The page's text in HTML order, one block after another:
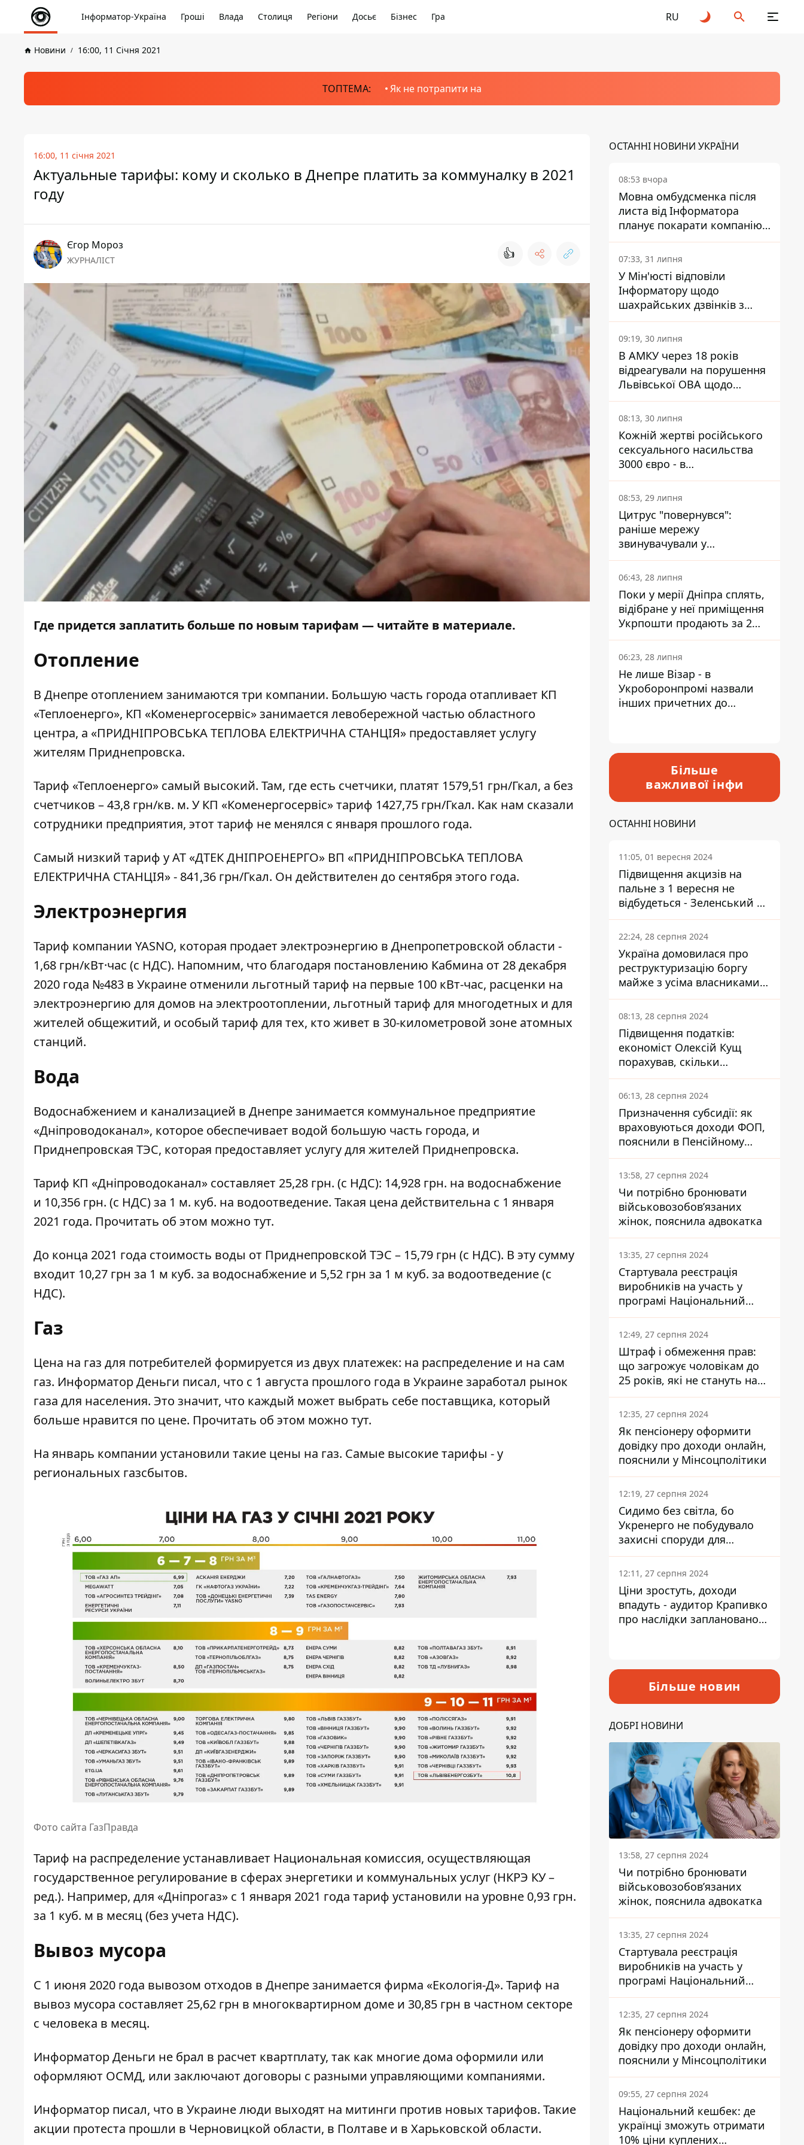
Інформатор-Україна Гроші Влада Столиця Регіони Досьє Бізнес Гра RU
Новини 16:00, 11 Січня 2021
ТОПТЕМА: Як не потрапити на
16:00, 11 січня 2021
Актуальные тарифы: кому и сколько в Днепре платить за коммуналку в 2021
году
Єгор Мороз
ЖУРНАЛІСТ 👍
Где придется заплатить больше по новым тарифам — читайте в материале.
Отопление
В Днепре отоплением занимаются три компании. Большую часть города отапливает КП
«Теплоенерго», КП «Коменергосервіс» занимается левобережной частью областного
центра, а «ПРИДНІПРОВСЬКА ТЕПЛОВА ЕЛЕКТРИЧНА СТАНЦІЯ» предоставляет услугу
жителям Приднепровска.
Тариф «Теплоенерго» самый высокий. Там, где есть счетчики, платят 1579,51 грн/Гкал, а без
счетчиков – 43,8 грн/кв. м. У КП «Коменергосервіс» тариф 1427,75 грн/Гкал. Как нам сказали
сотрудники предприятия, этот тариф не менялся с января прошлого года.
Самый низкий тариф у АТ «ДТЕК ДНІПРОЕНЕРГО» ВП «ПРИДНІПРОВСЬКА ТЕПЛОВА
ЕЛЕКТРИЧНА СТАНЦІЯ» - 841,36 грн/Гкал. Он действителен до сентября этого года.
Электроэнергия
Тариф компании YASNO, которая продает электроэнергию в Днепропетровской области -
1,68 грн/кВт·час (с НДС). Напомним, что благодаря постановлению Кабмина от 28 декабря
2020 года №483 в Украине отменили льготный тариф на первые 100 кВт-час, расценки на
электроэнергию для домов на электроотоплении, льготный тариф для многодетных и для
жителей общежитий, и особый тариф для тех, кто живет в 30-километровой зоне атомных
станций.
Вода
Водоснабжением и канализацией в Днепре занимается коммунальное предприятие
«Дніпроводоканал», которое обеспечивает водой большую часть города, и
Приднепровская ТЭС, которая предоставляет услугу для жителей Приднепровска.
Тариф КП «Дніпроводоканал» составляет 25,28 грн. (с НДС): 14,928 грн. на водоснабжение
и 10,356 грн. (с НДС) за 1 м. куб. на водоотведение. Такая цена действительна с 1 января
2021 года. Прочитать об этом можно тут.
До конца 2021 года стоимость воды от Приднепровской ТЭС – 15,79 грн (с НДС). В эту сумму
входит 10,27 грн за 1 м куб. за водоснабжение и 5,52 грн за 1 м куб. за водоотведение (с
НДС).
Газ
Цена на газ для потребителей формируется из двух платежек: на распределение и на сам
газ. Информатор Деньги писал, что с 1 августа прошлого года в Украине заработал рынок
газа для населения. Это значит, что каждый может выбрать себе поставщика, который
больше нравится по цене. Прочитать об этом можно тут.
На январь компании установили такие цены на газ. Самые высокие тарифы - у
региональных газсбытов.
Фото сайта ГазПравда
Тариф на распределение устанавливает Национальная комиссия, осуществляющая
государственное регулирование в сферах энергетики и коммунальных услуг (НКРЭ КУ –
ред.). Например, для «Дніпрогаз» с 1 января 2021 года тариф установили на уровне 0,93 грн.
за 1 куб. м в месяц (без учета НДС).
Вывоз мусора
С 1 июня 2020 года вывозом отходов в Днепре занимается фирма «Екологія-Д». Тариф на
вывоз мусора составляет 25,62 грн в многоквартирном доме и 30,85 грн в частном секторе
с человека в месяц.
Информатор Деньги не брал в расчет квартплату, так как многие дома оформили или
оформляют ОСМД, или заключают договоры с разными управляющими компаниями.
Информатор писал, что в Украине люди выходят на митинги против новых тарифов. Такие
акции протеста прошли в Черновицкой области, в Полтаве и в Харьковской области.
ОСТАННІ НОВИНИ УКРАЇНИ
08:53 вчора
Мовна омбудсменка після
листа від Інформатора
планує покарати компанію-
підрядника ПриватБанку
07:33, 31 липня
У Мін'юсті відповіли
Інформатору щодо
шахрайських дзвінків з
камери Сумського СІЗО так,
що ніхто нічого не зрозумів
09:19, 30 липня
В АМКУ через 18 років
відреагували на порушення
Львівської ОВА щодо
харчування у закладах
освіти
08:13, 30 липня
Кожній жертві російського
сексуального насильства
3000 євро - в
Мінсоцполітики пояснили
Інформатору, звідки на це
гроші
08:53, 29 липня
Цитрус "повернувся":
раніше мережу
звинувачували у
контрабанді техніки та
ухиленні від сплати
податків
06:43, 28 липня
Поки у мерії Дніпра сплять,
відібране у неї приміщення
Укрпошти продають за 2
мільйони
06:23, 28 липня
Не лише Візар - в
Укроборонпромі назвали
інших причетних до
Більше
важливої інфи
ОСТАННІ НОВИНИ
11:05, 01 вересня 2024
Підвищення акцизів на
пальне з 1 вересня не
відбудеться - Зеленський не
підписав закон
22:24, 28 серпня 2024
Україна домовилася про
реструктуризацію боргу
майже з усіма власниками
єврооблігацій: що це
означає для країни
08:13, 28 серпня 2024
Підвищення податків:
економіст Олексій Кущ
порахував, скільки
заплатить кожен українець
06:13, 28 серпня 2024
Призначення субсидії: як
враховуються доходи ФОП,
пояснили в Пенсійному
фонді
13:58, 27 серпня 2024
Чи потрібно бронювати
військовозобов’язаних
жінок, пояснила адвокатка
13:35, 27 серпня 2024
Стартувала реєстрація
виробників на участь у
програмі Національний
кешбек: як це зробити
через портал Дія
12:49, 27 серпня 2024
Штраф і обмеження прав:
що загрожує чоловікам до
25 років, які не стануть на
військовий облік
12:35, 27 серпня 2024
Як пенсіонеру оформити
довідку про доходи онлайн,
пояснили у Мінсоцполітики
12:19, 27 серпня 2024
Сидимо без світла, бо
Укренерго не побудувало
захисні споруди для
енергетики - нардеп
Кучеренко
12:11, 27 серпня 2024
Ціни зростуть, доходи
впадуть - аудитор Крапивко
про наслідки запланованого
Більше новин
ДОБРІ НОВИНИ
13:58, 27 серпня 2024
Чи потрібно бронювати
військовозобов’язаних
жінок, пояснила адвокатка
13:35, 27 серпня 2024
Стартувала реєстрація
виробників на участь у
програмі Національний
кешбек: як це зробити
через портал Дія
12:35, 27 серпня 2024
Як пенсіонеру оформити
довідку про доходи онлайн,
пояснили у Мінсоцполітики
09:55, 27 серпня 2024
Національний кешбек: де
українці зможуть отримати
10% ціни куплених